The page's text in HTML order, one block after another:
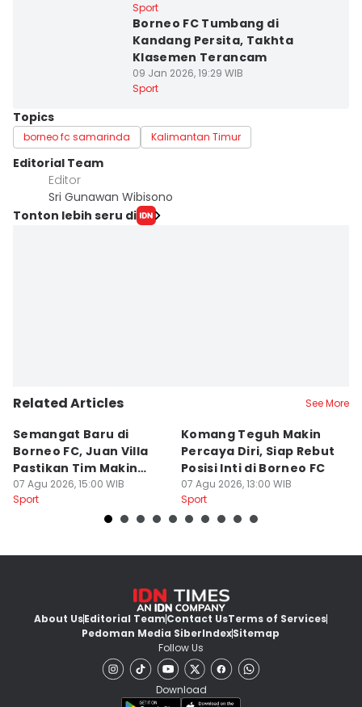
Sport
Borneo FC Tumbang di
Kandang Persita, Takhta
Klasemen Terancam
09 Jan 2026, 19:29 WIB
Sport
Topics
borneo fc samarinda Kalimantan Timur
Editorial Team
Editor
Sri Gunawan Wibisono
Tonton lebih seru di
Related Articles See More
Semangat Baru di
Borneo FC, Juan Villa
Pastikan Tim Makin
Kompak
07 Agu 2026, 15:00 WIB
Sport
Komang Teguh Makin
Percaya Diri, Siap Rebut
Posisi Inti di Borneo FC
07 Agu 2026, 13:00 WIB
Sport
About UsEditorial TeamContact UsTerms of Services
Pedoman Media SiberIndexSitemap
Follow Us
Download